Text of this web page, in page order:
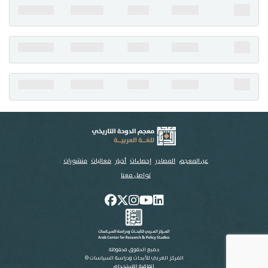
عن المعجم المصادر إحصاءات أخبار فعاليات منشورات
تواصل معنا
جميع الحقوق محفوظة
المركز العربي للأبحاث ودراسة السياسات ©